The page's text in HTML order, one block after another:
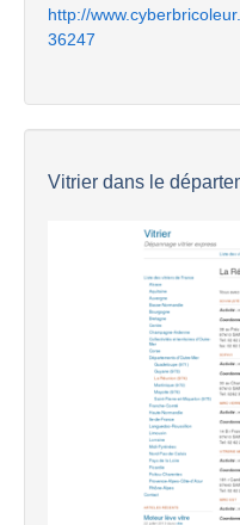
http://
36247
Vitrier dans le